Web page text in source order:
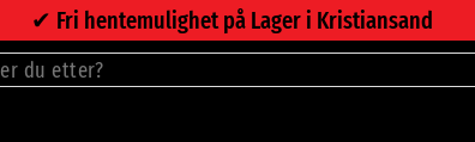
✔︎ Fri hentemulighet på Lager i Kristiansand